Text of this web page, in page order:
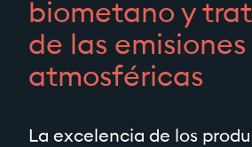
biometano y
de las emisiones
atmosféricas
La excelencia de los